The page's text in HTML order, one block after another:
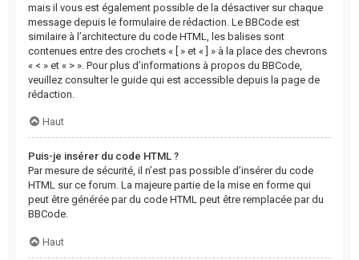
mais il vous est également possible de la désactiver sur chaque
message depuis le formulaire de rédaction. Le BBCode est
similaire à l’architecture du code HTML, les balises sont
contenues entre des crochets « [ » et « ] » à la place des chevrons
« < » et « > ». Pour plus d’informations à propos du BBCode,
veuillez consulter le guide qui est accessible depuis la page de
rédaction.
Haut
Puis-je insérer du code HTML ?
Par mesure de sécurité, il n’est pas possible d’insérer du code
HTML sur ce forum. La majeure partie de la mise en forme qui
peut être générée par du code HTML peut être remplacée par du
BBCode.
Haut